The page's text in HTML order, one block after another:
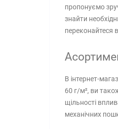
пропонуємо
знайти
переконайтеся
В інтернет-
60 г/м², ви
щільності
механічних